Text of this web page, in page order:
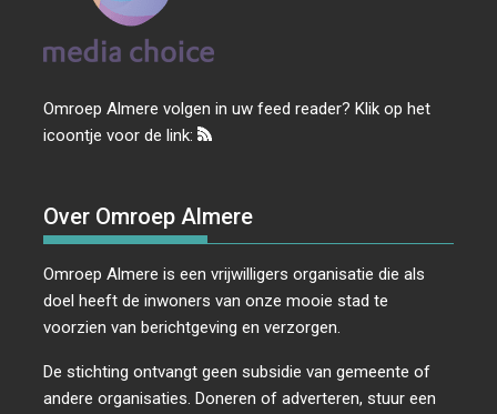
Omroep Almere volgen in uw feed reader? Klik op het
icoontje voor de link:
Over Omroep Almere
Omroep Almere is een vrijwilligers organisatie die als
doel heeft de inwoners van onze mooie stad te
voorzien van berichtgeving en verzorgen.
De stichting ontvangt geen subsidie van gemeente of
andere organisaties. Doneren of adverteren, stuur een